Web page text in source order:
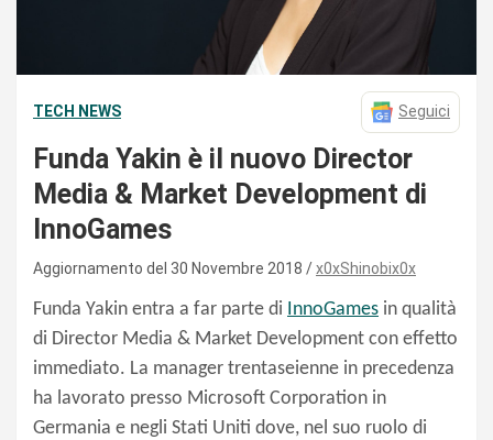
TECH NEWS Seguici
Funda Yakin è il nuovo Director
Media & Market Development di
InnoGames
Aggiornamento del 30 Novembre 2018 x0xShinobix0x
Funda Yakin entra a far parte di InnoGames in qualità
di Director Media & Market Development con effetto
immediato. La manager trentaseienne in precedenza
ha lavorato presso Microsoft Corporation in
Germania e negli Stati Uniti dove, nel suo ruolo di